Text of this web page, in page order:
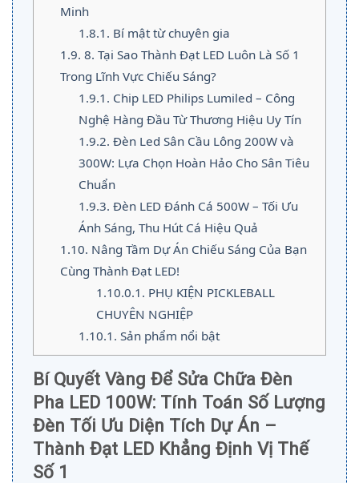
Minh
1.8.1. Bí mật từ chuyên gia
1.9. 8. Tại Sao Thành Đạt LED Luôn Là Số 1
Trong Lĩnh Vực Chiếu Sáng?
1.9.1. Chip LED Philips Lumiled – Công
Nghệ Hàng Đầu Từ Thương Hiệu Uy Tín
1.9.2. Đèn Led Sân Cầu Lông 200W và
300W: Lựa Chọn Hoàn Hảo Cho Sân Tiêu
Chuẩn
1.9.3. Đèn LED Đánh Cá 500W – Tối Ưu
Ánh Sáng, Thu Hút Cá Hiệu Quả
1.10. Nâng Tầm Dự Án Chiếu Sáng Của Bạn
Cùng Thành Đạt LED!
1.10.0.1. PHỤ KIỆN PICKLEBALL
CHUYÊN NGHIỆP
1.10.1. Sản phẩm nổi bật
Bí Quyết Vàng Để Sửa Chữa Đèn
Pha LED 100W: Tính Toán Số Lượng
Đèn Tối Ưu Diện Tích Dự Án –
Thành Đạt LED Khẳng Định Vị Thế
Số 1